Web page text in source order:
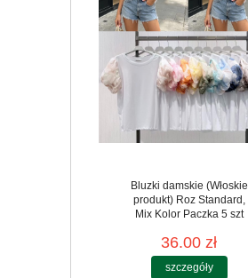
Bluzki damskie (Włoskie
produkt) Roz Standard,
Mix Kolor Paczka 5 szt
36.00 zł
szczegóły